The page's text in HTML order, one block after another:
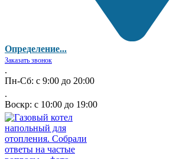
Определение...
Заказать звонок
.
Пн-Сб: с 9:00 до 20:00
.
Воскр: с 10:00 до 19:00